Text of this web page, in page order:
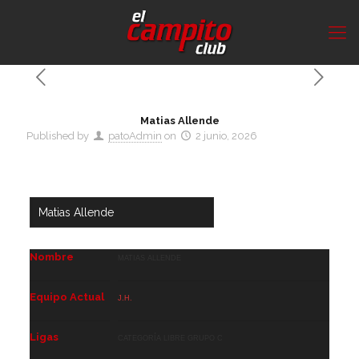
Matias Allende
Published by
patoAdmin on 2 junio, 2026
Nombre
Equipo Actual J.H.
Ligas